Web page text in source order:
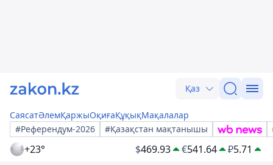
Қаз
СаясатӘлемҚаржыОқиғаҚұқықМақалалар
#Референдум-2026
#Қазақстан мақтанышы
+23° $469.93 €541.64 ₽5.71